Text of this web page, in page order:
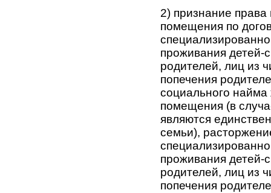
2) признание
помещения по
проживания детей-
родителей, лиц из
попечения
социального
помещения (в
являются
семьи),
проживания детей-
родителей, лиц из
попечения